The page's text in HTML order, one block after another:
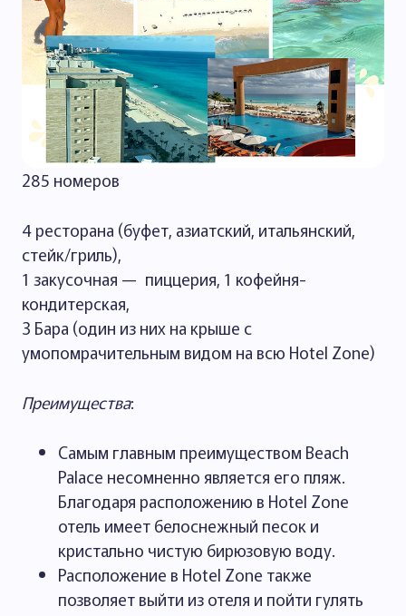
285 номеров
4 ресторана (буфет, азиатский, итальянский,
стейк/гриль),
1 закусочная — пиццерия, 1 кофейня-
кондитерская,
3 Бара (один из них на крыше с
умопомрачительным видом на всю Hotel Zone)
Преимущества:
Самым главным преимуществом Beach
Palace несомненно является его пляж.
Благодаря расположению в Hotel Zone
отель имеет белоснежный песок и
кристально чистую бирюзовую воду.
Расположение в Hotel Zone также
позволяет выйти из отеля и пойти гулять